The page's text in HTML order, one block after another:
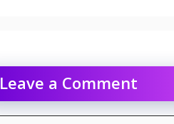
Leave a Comment